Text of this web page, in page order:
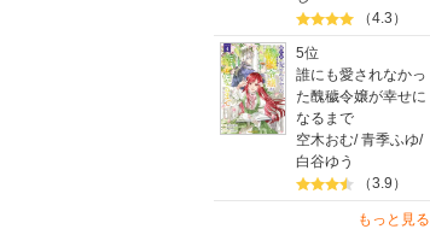
（4.3）
5位
誰にも愛されなかっ
た醜穢令嬢が幸せに
なるまで
空木おむ/青季ふゆ/
白谷ゆう
（3.9）
もっと見る